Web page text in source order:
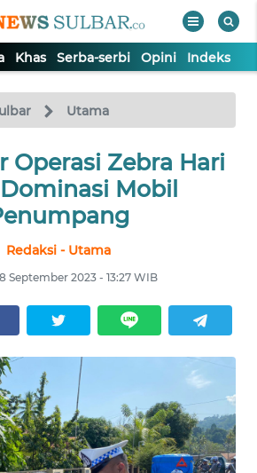
Khas Serba-serbi Opini Indeks
Utama
Operasi Zebra Hari
Mobil
Redaksi - Utama
September 2023 - 13:27 WIB